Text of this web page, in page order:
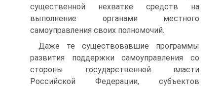
существенной нехватке средств на
выполнение органами местного
самоуправления своих полномочий.
Даже те существовавшие программы
развития поддержки самоуправления со
стороны государственной власти
Российской Федерации, субъектов